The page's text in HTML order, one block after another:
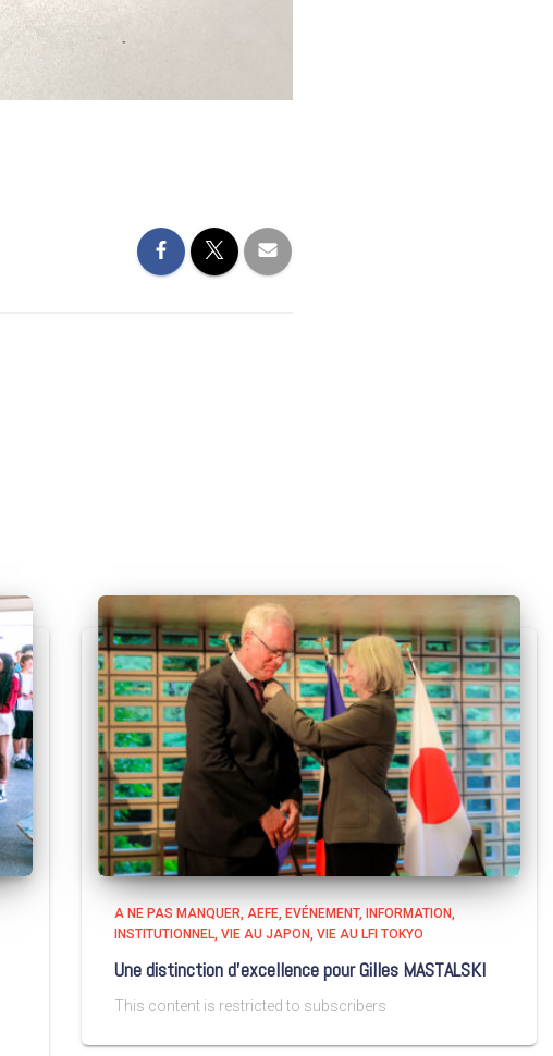
A NE PAS MANQUER AEFE EVÉNEMENT
INFORMATION
INSTITUTIONNEL VIE AU JAPON VIE AU LFI TOKYO
Une distinction d’excellence pour Gilles MASTALSKI
This content is restricted to subscribers